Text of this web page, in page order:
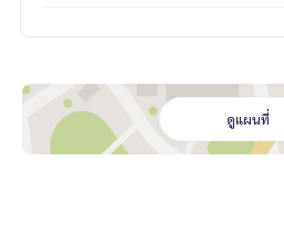
#บ้านรามอินทรา
#รับฝากขายอสังหาริมทรัพย์
#ผู้เชี่ยวชาญงานขายอสังหาริมทรัพย์
#นายหน้ามืออาชีพ
#BestPropertyCenter
ดูแผนที่